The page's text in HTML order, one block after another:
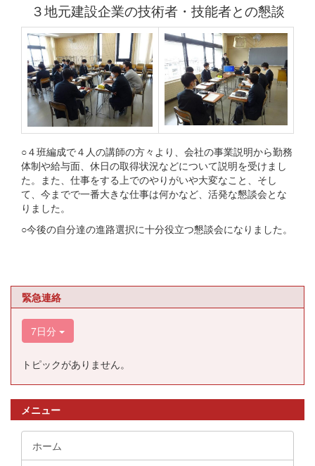
３地元建設企業の技術者・技能者との懇談
○４班編成で４人の講師の方々より、会社の事業説明から勤務
体制や給与面、休日の取得状況などについて説明を受けまし
た。また、仕事をする上でのやりがいや大変なこと、そし
て、今までで一番大きな仕事は何かなど、活発な懇談会とな
りました。
○今後の自分達の進路選択に十分役立つ懇談会になりました。
緊急連絡
7日分
トピックがありません。
メニュー
ホーム